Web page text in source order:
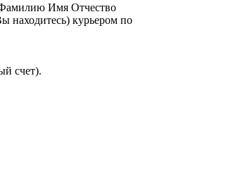
Фамилию Имя Отчество
находитесь) курьером по
счет).